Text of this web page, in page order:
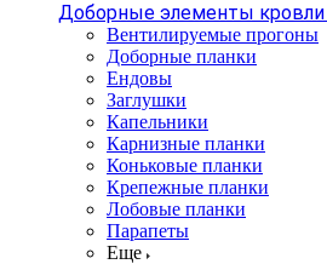
Доборные элементы кровли
Вентилируемые прогоны
Доборные планки
Ендовы
Заглушки
Капельники
Карнизные планки
Коньковые планки
Крепежные планки
Лобовые планки
Парапеты
Еще